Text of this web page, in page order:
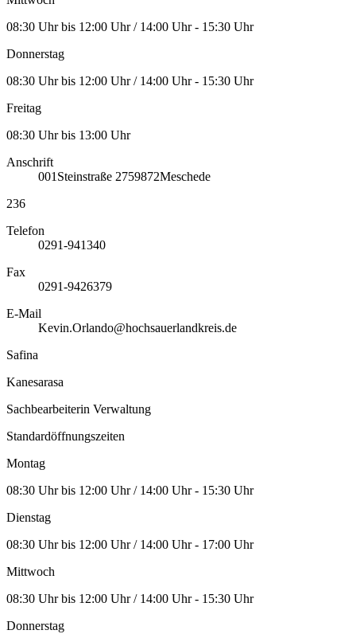
08:30 Uhr bis 12:00 Uhr / 14:00 Uhr - 15:30 Uhr
Donnerstag
08:30 Uhr bis 12:00 Uhr / 14:00 Uhr - 15:30 Uhr
Freitag
08:30 Uhr bis 13:00 Uhr
Anschrift
001 Steinstraße 2759872Meschede
236
Telefon
0291-941340
Fax
0291-9426379
E-Mail
Kevin.Orlando@hochsauerlandkreis.de
Safina
Kanesarasa
Sachbearbeiterin Verwaltung
Standardöffnungszeiten
Montag
08:30 Uhr bis 12:00 Uhr / 14:00 Uhr - 15:30 Uhr
Dienstag
08:30 Uhr bis 12:00 Uhr / 14:00 Uhr - 17:00 Uhr
Mittwoch
08:30 Uhr bis 12:00 Uhr / 14:00 Uhr - 15:30 Uhr
Donnerstag